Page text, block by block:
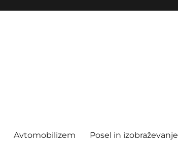
Avtomobilizem Posel in izobraževanje